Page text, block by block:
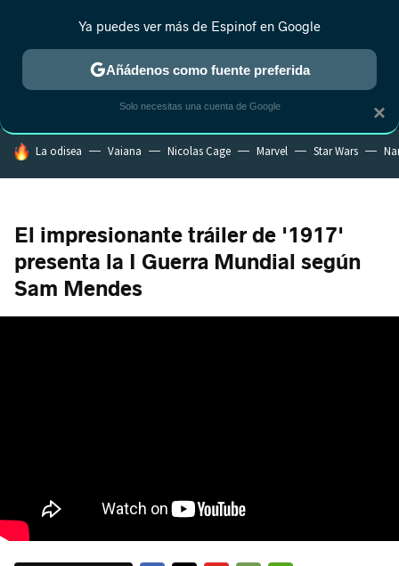
MENÚ NUEVO
ESTRENOS REALITY ANIME RANKINGS CINE
HOY SE HABLA DE
La odisea Vaiana Nicolas Cage Marvel Star Wars
El impresionante tráiler de '1917'
presenta la I Guerra Mundial según
Sam Mendes
×
Ya puedes ver más de Espinof en Google
Añádenos como fuente preferida
Solo necesitas una cuenta de Google